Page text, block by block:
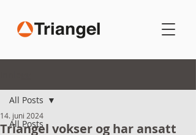
All Posts
All Posts
Triangel vokser og har ansatt
14. juni 2024